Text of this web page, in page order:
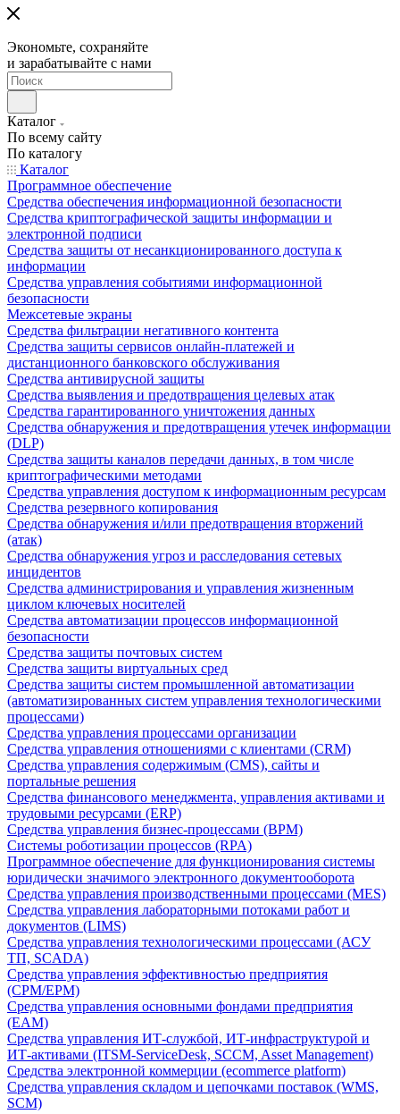
Экономьте, сохраняйте
и зарабатывайте с нами
Каталог
По всему сайту
По каталогу
Каталог
Программное обеспечение
Средства обеспечения информационной безопасности
Средства криптографической защиты информации и
электронной подписи
Средства защиты от несанкционированного доступа к
информации
Средства управления событиями информационной
безопасности
Межсетевые экраны
Средства фильтрации негативного контента
Средства защиты сервисов онлайн-платежей и
дистанционного банковского обслуживания
Средства антивирусной защиты
Средства выявления и предотвращения целевых атак
Средства гарантированного уничтожения данных
Средства обнаружения и предотвращения утечек информации
(DLP)
Средства защиты каналов передачи данных, в том числе
криптографическими методами
Средства управления доступом к информационным ресурсам
Средства резервного копирования
Средства обнаружения и/или предотвращения вторжений
(атак)
Средства обнаружения угроз и расследования сетевых
инцидентов
Средства администрирования и управления жизненным
циклом ключевых носителей
Средства автоматизации процессов информационной
безопасности
Средства защиты почтовых систем
Средства защиты виртуальных сред
Средства защиты систем промышленной автоматизации
(автоматизированных систем управления технологическими
процессами)
Средства управления процессами организации
Средства управления отношениями с клиентами (CRM)
Средства управления содержимым (CMS), сайты и
портальные решения
Средства финансового менеджмента, управления активами и
трудовыми ресурсами (ERP)
Средства управления бизнес-процессами (BPM)
Системы роботизации процессов (RPA)
Программное обеспечение для функционирования системы
юридически значимого электронного документооборота
Средства управления производственными процессами (MES)
Средства управления лабораторными потоками работ и
документов (LIMS)
Средства управления технологическими процессами (АСУ
ТП, SCADA)
Средства управления эффективностью предприятия
(CPM/EPM)
Средства управления основными фондами предприятия
(EAM)
Средства управления ИТ-службой, ИТ-инфраструктурой и
ИТ-активами (ITSM-ServiceDesk, SCCM, Asset Management)
Средства электронной коммерции (ecommerce platform)
Средства управления складом и цепочками поставок (WMS,
SCM)